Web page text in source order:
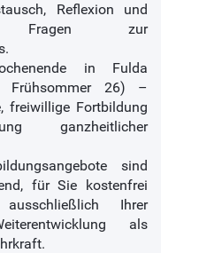
Reflexion und
Fragen zur
in Fulda
Frühsommer 26) –
freiwillige Fortbildung
ganzheitlicher
sind
für Sie kostenfrei
Ihrer
als